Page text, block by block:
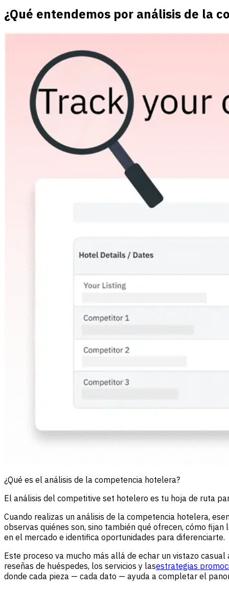
¿Qué entendemos por análisis de la
¿Qué es el análisis de la competencia hotelera?
El análisis del competitive set hotelero es tu hoja de ruta
Cuando realizas un análisis de la competencia hotelera,
observas quiénes son, sino también qué ofrecen, cómo fijan
en el mercado e identifica oportunidades para diferenciarte.
Este proceso va mucho más allá de echar un vistazo
reseñas de huéspedes, los servicios y lasestrategias
donde cada pieza — cada dato — ayuda a completar el